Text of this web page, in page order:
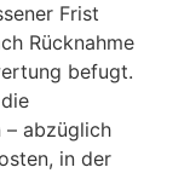
Frist
Rücknahme
befugt.
– abzüglich
in der